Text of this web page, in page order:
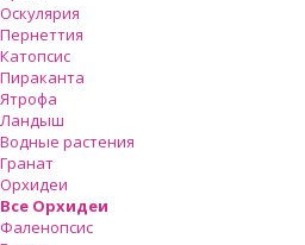
Оскулярия
Пернеттия
Катопсис
Пираканта
Ятрофа
Ландыш
Водные растения
Гранат
Орхидеи
Все Орхидеи
Фаленопсис